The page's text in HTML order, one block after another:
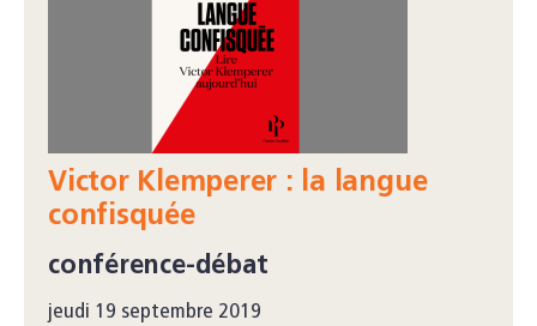
Victor Klemperer : la langue
confisquée
conférence-débat
jeudi 19 septembre 2019